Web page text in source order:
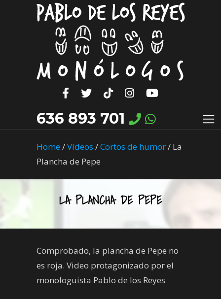
636 893 701
Home/Vídeos /Cortos de humor/ La
Plancha de Pepe
LA PLANCHA DE PEPE
Comprobado, la plancha de Pepe no
es roja. Video protagonizado por el
monologuista Pablo de los Reyes